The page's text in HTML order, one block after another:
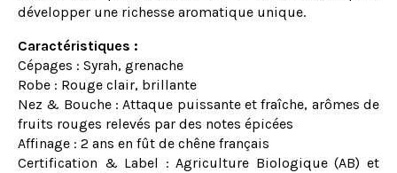
développer une richesse aromatique unique.
Caractéristiques :
Cépages : Syrah, grenache
Robe : Rouge clair, brillante
Nez & Bouche : Attaque puissante et fraîche, arômes de
fruits rouges relevés par des notes épicées
Affinage : 2 ans en fût de chêne français
Certification & Label : Agriculture Biologique (AB) et